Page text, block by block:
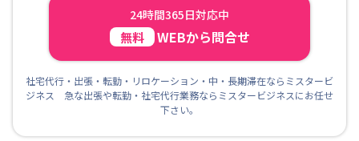
24時間365日対応中
無料 WEBから問合せ
社宅代行・出張・転勤・リロケーション・中・長期滞在ならミスタービ
ジネス 急な出張や転勤・社宅代行業務ならミスタービジネスにお任せ
下さい。